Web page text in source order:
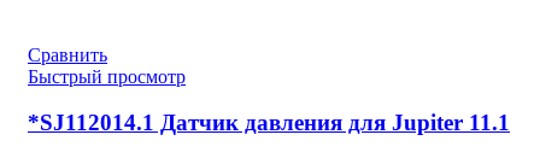
Сравнить
Быстрый просмотр
*SJ112014.1 Датчик давления для Jupiter 11.1